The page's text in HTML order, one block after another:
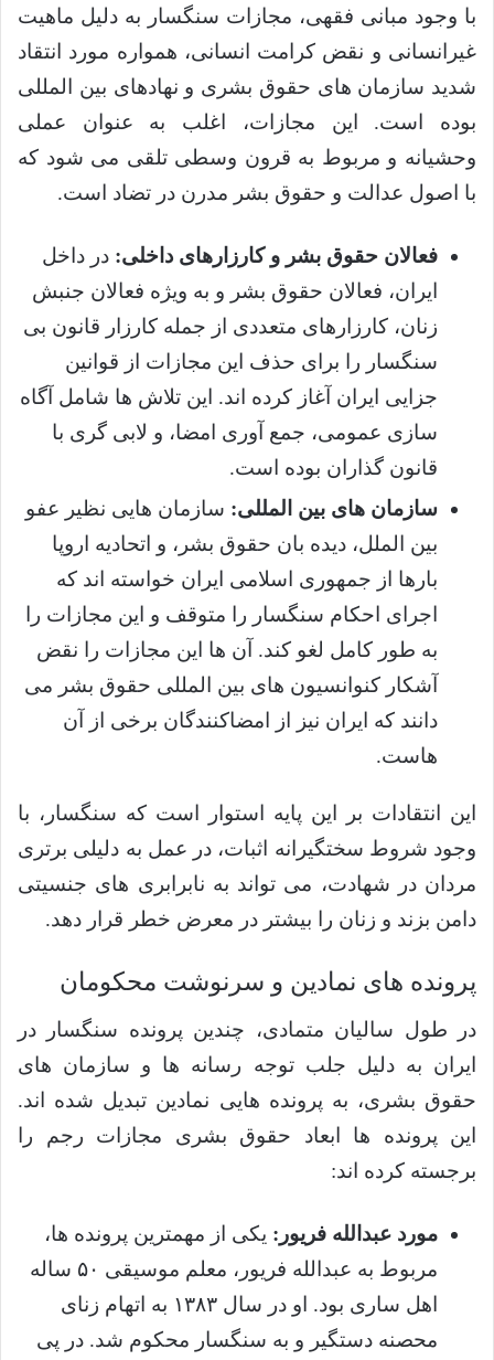
با وجود مبانی فقهی، مجازات سنگسار به دلیل ماهیت
غیرانسانی و نقض کرامت انسانی، همواره مورد انتقاد
شدید سازمان های حقوق بشری و نهادهای بین المللی
بوده است. این مجازات، اغلب به عنوان عملی
وحشیانه و مربوط به قرون وسطی تلقی می شود که
با اصول عدالت و حقوق بشر مدرن در تضاد است.
فعالان حقوق بشر و کارزارهای داخلی: در داخل
ایران، فعالان حقوق بشر و به ویژه فعالان جنبش
زنان، کارزارهای متعددی از جمله کارزار قانون بی
سنگسار را برای حذف این مجازات از قوانین
جزایی ایران آغاز کرده اند. این تلاش ها شامل آگاه
سازی عمومی، جمع آوری امضا، و لابی گری با
قانون گذاران بوده است.
سازمان های بین المللی: سازمان هایی نظیر عفو
بین الملل، دیده بان حقوق بشر، و اتحادیه اروپا
بارها از جمهوری اسلامی ایران خواسته اند که
اجرای احکام سنگسار را متوقف و این مجازات را
به طور کامل لغو کند. آن ها این مجازات را نقض
آشکار کنوانسیون های بین المللی حقوق بشر می
دانند که ایران نیز از امضاکنندگان برخی از آن
هاست.
این انتقادات بر این پایه استوار است که سنگسار، با
وجود شروط سختگیرانه اثبات، در عمل به دلیلی برتری
مردان در شهادت، می تواند به نابرابری های جنسیتی
دامن بزند و زنان را بیشتر در معرض خطر قرار دهد.
پرونده های نمادین و سرنوشت محکومان
در طول سالیان متمادی، چندین پرونده سنگسار در
ایران به دلیل جلب توجه رسانه ها و سازمان های
حقوق بشری، به پرونده هایی نمادین تبدیل شده اند.
این پرونده ها ابعاد حقوق بشری مجازات رجم را
برجسته کرده اند:
مورد عبدالله فریور: یکی از مهمترین پرونده ها،
مربوط به عبدالله فریور، معلم موسیقی ۵۰ ساله
اهل ساری بود. او در سال ۱۳۸۳ به اتهام زنای
محصنه دستگیر و به سنگسار محکوم شد. در پی